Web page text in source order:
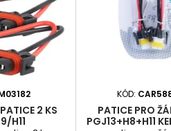
2 KS
H11
KÓD:
PATICE PRO
PGJ13+H8+H11